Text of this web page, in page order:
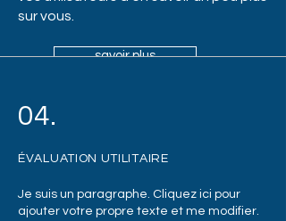
sur vous.
savoir plus
03.
04.
ÉVALUATION UTILITAIRE
Je suis un paragraphe. Cliquez ici pour
ajouter votre propre texte et me modifier.